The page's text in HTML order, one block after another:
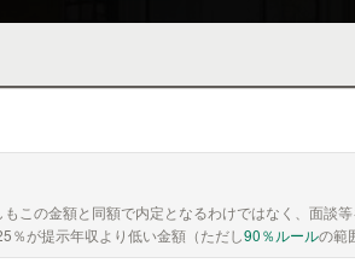
の金額と同額で内定となるわけではなく、面談等
％が提示年収より低い金額（ただし90％ルールの範